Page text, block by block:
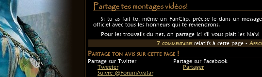
Partage tes montages vidéos!
Si tu as fait toi même un FanClip, précise le dans un
officiel avec tous les honneurs qui te reviendrons.
Pour les trouvails du net, on partage ici s'il vous plait les
7 commentairesrelatifs à cette page -
Partage ton avis sur cette page !
Partage sur Twitter Partage sur Facebook
Tweeter
Suivre @ForumAvatar
Partager